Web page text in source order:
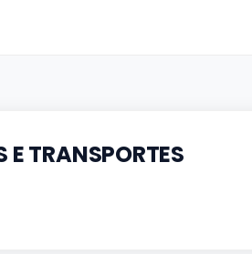
TRANSPORTES